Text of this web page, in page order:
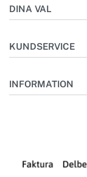
KUNDSERVICE
Kontakta oss
Frågor & svar
INFORMATION
Köpvillkor
DINA VAL
Mitt konto
Önskelista